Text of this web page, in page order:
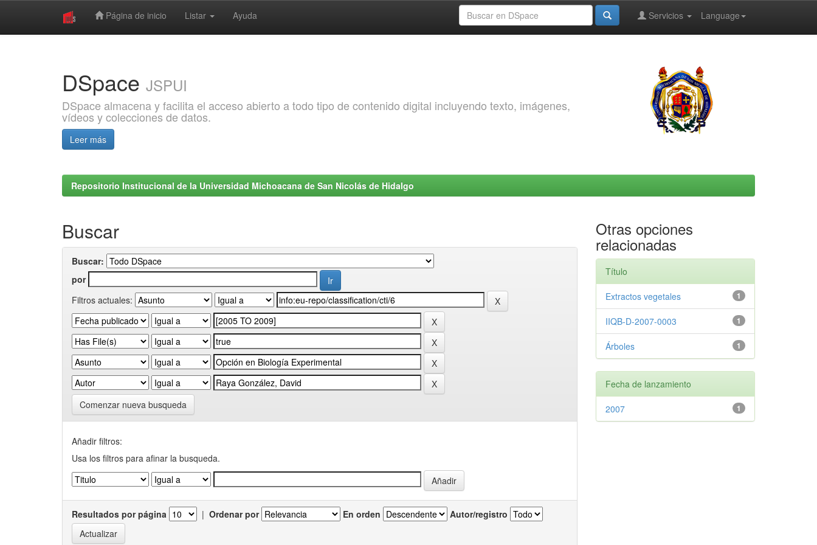
Página de inicio Listar Ayuda Language
Servicios
DSpace JSPUI
DSpace almacena y facilita el acceso abierto a todo tipo de contenido digital incluyendo texto, imágenes,
vídeos y colecciones de datos.
Leer más
Repositorio Institucional de la Universidad Michoacana de San Nicolás de Hidalgo
Buscar
Buscar:
por
Filtros actuales:
Comenzar nueva busqueda
Añadir filtros:
Usa los filtros para afinar la busqueda.
Resultados por página | Ordenar por En orden Autor/registro
Otras opciones
relacionadas
Título
1
Extractos vegetales
1
IIQB-D-2007-0003
1
Árboles
Fecha de lanzamiento
1
2007